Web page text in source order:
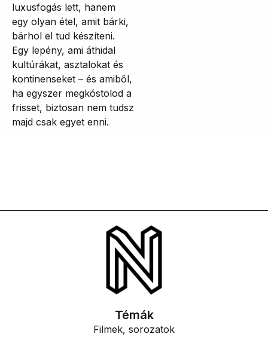
luxusfogás lett, hanem
egy olyan étel, amit bárki,
bárhol el tud készíteni.
Egy lepény, ami áthidal
kultúrákat, asztalokat és
kontinenseket – és amiből,
ha egyszer megkóstolod a
frisset, biztosan nem tudsz
majd csak egyet enni.
Témák
Filmek, sorozatok